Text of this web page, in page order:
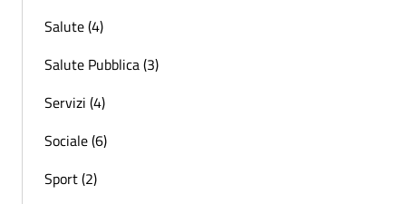
Salute (4)
Salute Pubblica (3)
Servizi (4)
Sociale (6)
Sport (2)